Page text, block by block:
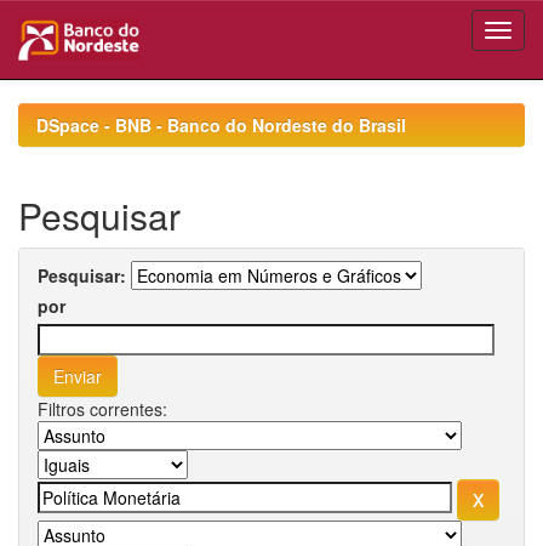
navigationDSpace - BNB - Banco do Nordeste do Brasil
Pesquisar
Pesquisar:
por
Filtros correntes: